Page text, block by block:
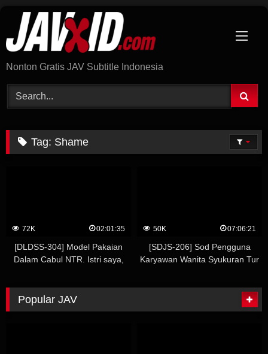
content
Nonton Gratis JAV Subtitle Indonesia
Tag: Shame
72K 02:01:35
[DLDSS-304] Model Pakaian
Dalam Cabul NTR. Istri saya,
bersemangat
50K 07:06:21
[SDJS-206] Sod Pengguna
Karyawan Wanita Syukuran Tur
Bergabung dengan Perusahaan
Periode Ini! Dengan bus!
Popular JAV